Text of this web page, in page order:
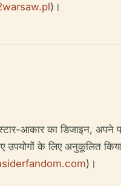
)।
आकार का डिजाइन, अपने
के लिए अनुकूलित
)।